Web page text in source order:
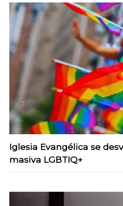
Iglesia Evangélica se
masiva LGBTIQ+